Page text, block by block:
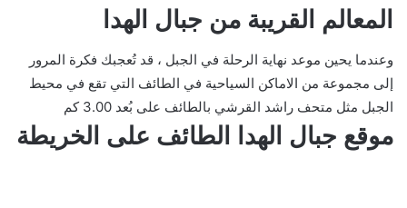
المعالم القريبة من جبال الهدا
وعندما يحين موعد نهاية الرحلة في الجبل ، قد تُعجبك فكرة المرور
إلى مجموعة من الاماكن السياحية في الطائف التي تقع في محيط
الجبل مثل متحف راشد القرشي بالطائف على بُعد 3.00 كم
موقع جبال الهدا الطائف على الخريطة